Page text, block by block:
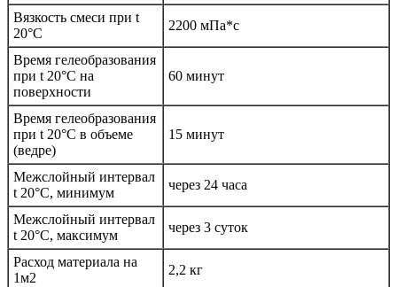
Вязкость смеси при t
20°С
2200 мПа*с
Время гелеобразования
при t 20°C на
поверхности
60 минут
Время гелеобразования
при t 20°C в объеме
(ведре)
15 минут
Межслойный интервал
t 20°С, минимум
через 24 часа
Межслойный интервал
t 20°С, максимум
через 3 суток
Расход материала на
1м2
2,2 кг